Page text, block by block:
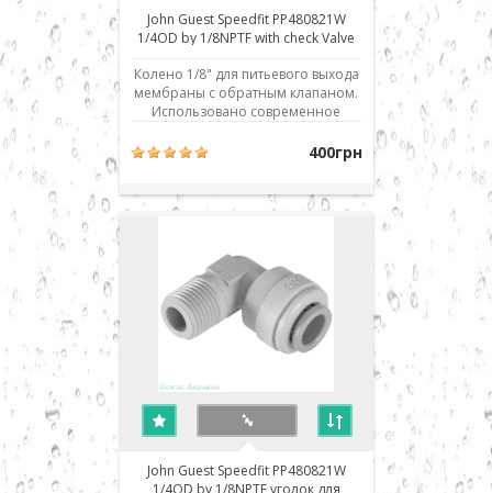
John Guest Speedfit PP480821W
1/4OD by 1/8NPTF with check Valve
Колено 1/8" для питьевого выхода
мембраны с обратным клапаном.
Использовано современное
быстрый монтаж/демонтаж
соединения. Для присоединения
упора вставить в посадочное
фиксирующую цангу ..
400грн
John Guest Speedfit PP480821W
1/4OD by 1/8NPTF уголок для